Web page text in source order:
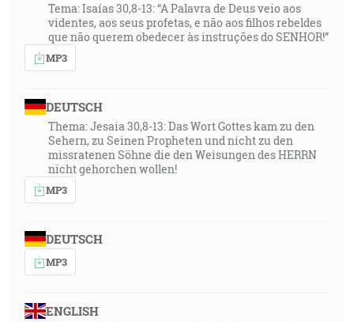
Tema: Isaías 30,8-13: “A Palavra de Deus veio aos
videntes, aos seus profetas, e não aos filhos rebeldes
que não querem obedecer às instruções do SENHOR!”
MP3
DEUTSCH
Thema: Jesaia 30,8-13: Das Wort Gottes kam zu den
Sehern, zu Seinen Propheten und nicht zu den
missratenen Söhne die den Weisungen des HERRN
nicht gehorchen wollen!
MP3
DEUTSCH
MP3
ENGLISH